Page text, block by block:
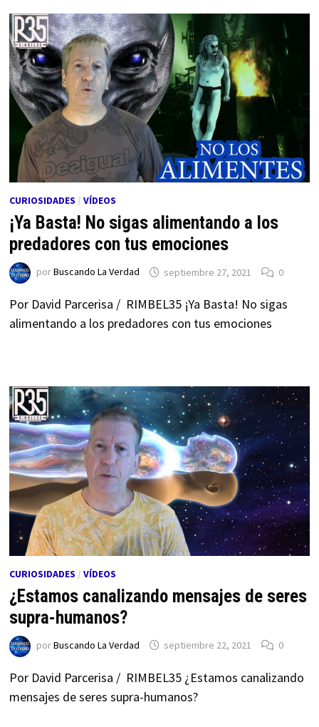
CURIOSIDADES / VÍDEOS
¡Ya Basta! No sigas alimentando a los
predadores con tus emociones
porBuscando La Verdad septiembre 27, 2021 0
Por David Parcerisa / RIMBEL35 ¡Ya Basta! No sigas
alimentando a los predadores con tus emociones
CURIOSIDADES / VÍDEOS
¿Estamos canalizando mensajes de seres
supra-humanos?
porBuscando La Verdad septiembre 22, 2021 0
Por David Parcerisa / RIMBEL35 ¿Estamos canalizando
mensajes de seres supra-humanos?